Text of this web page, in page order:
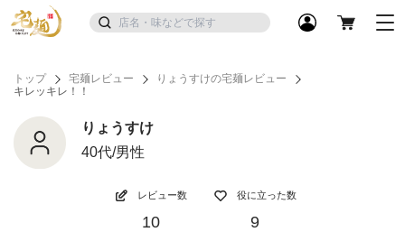
トップ 宅麺レビュー
りょうすけの宅麺レビュー
キレッキレ！！
りょうすけ
40代/男性
レビュー数
10
役に立った数
9